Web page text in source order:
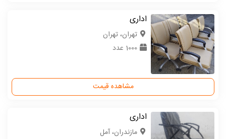
اداری
تهران، تهران
1000 عدد
مشاهده قیمت
اداری
مازندران، آمل